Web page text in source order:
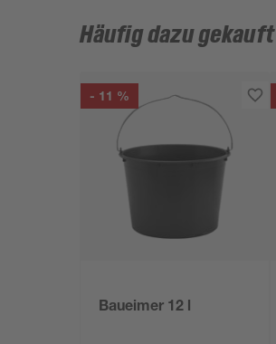
Häufig dazu gekauft
- 11 %
Baueimer 12 l